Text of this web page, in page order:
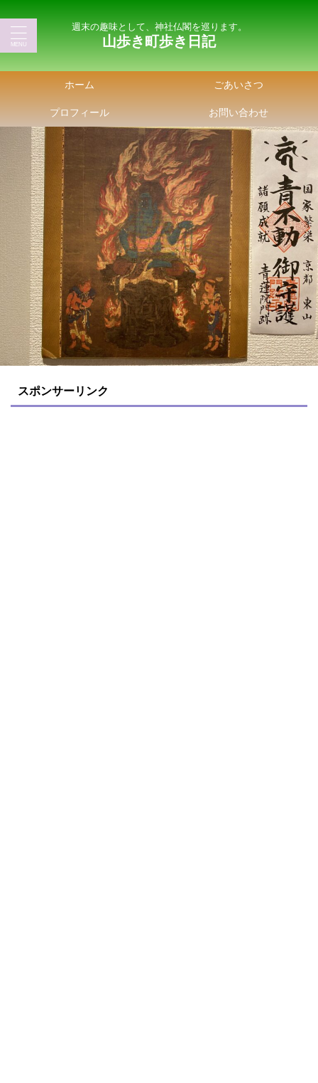
週末の趣味として、神社仏閣を巡ります。
山歩き町歩き日記
ホーム ごあいさつ
プロフィール お問い合わせ
スポンサーリンク